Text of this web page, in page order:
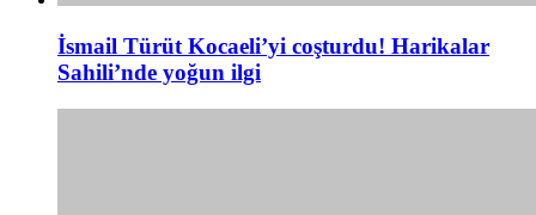
İsmail Türüt Kocaeli’yi coşturdu! Harikalar
Sahili’nde yoğun ilgi